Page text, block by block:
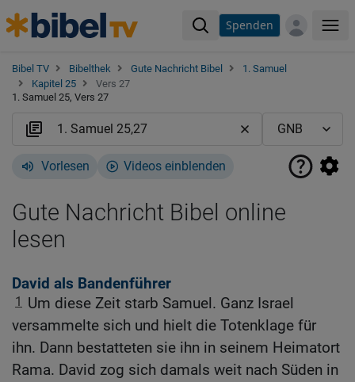
Spenden
Bibel TV Bibelthek Gute Nachricht Bibel
1. Samuel
Kapitel 25
Vers 27
1. Samuel 25, Vers 27
Vorlesen Videos einblenden
Gute Nachricht Bibel online
lesen
David als Bandenführer
1
Um diese Zeit starb Samuel. Ganz Israel
versammelte sich und hielt die Totenklage für
ihn. Dann bestatteten sie ihn in seinem Heimatort
Rama. David zog sich damals weit nach Süden in